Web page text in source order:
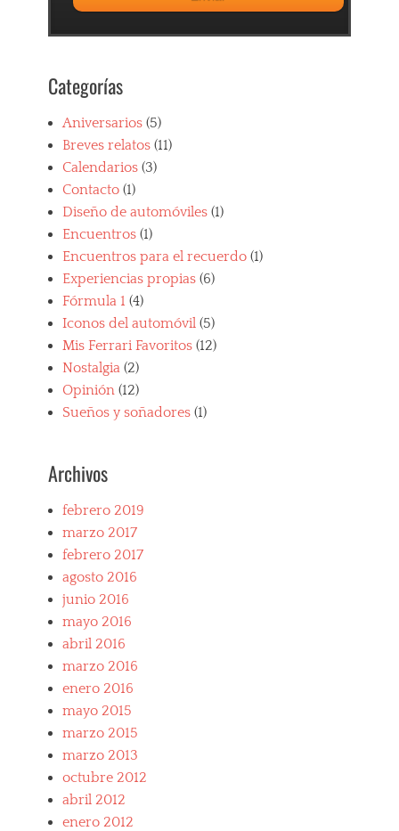
r
i
r
r
i
f
a
r
i
s
Categorías
Aniversarios (5)
Breves relatos (11)
Calendarios (3)
Contacto (1)
Diseño de automóviles (1)
Encuentros (1)
Encuentros para el recuerdo (1)
Experiencias propias (6)
Fórmula 1 (4)
Iconos del automóvil (5)
Mis Ferrari Favoritos (12)
Nostalgia (2)
Opinión (12)
Sueños y soñadores (1)
Archivos
febrero 2019
marzo 2017
febrero 2017
agosto 2016
junio 2016
mayo 2016
abril 2016
marzo 2016
enero 2016
mayo 2015
marzo 2015
marzo 2013
octubre 2012
abril 2012
enero 2012